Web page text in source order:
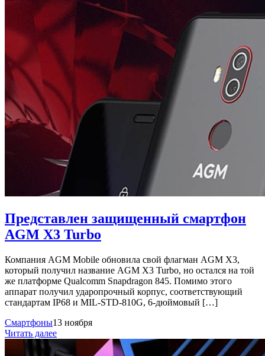
Представлен защищенный смартфон
AGM X3 Turbo
Компания AGM Mobile обновила свой флагман AGM X3,
который получил название AGM X3 Turbo, но остался на той
же платформе Qualcomm Snapdragon 845. Помимо этого
аппарат получил ударопрочный корпус, соответствующий
стандартам IP68 и MIL-STD-810G, 6-дюймовый […]
Смартфоны13 ноября
Читать далее